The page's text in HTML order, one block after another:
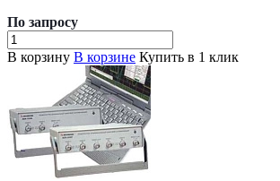
По запросу
В корзину В корзине Купить в 1 клик